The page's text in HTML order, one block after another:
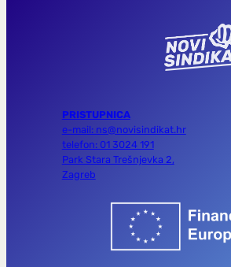
PRISTUPNICA
e-mail: ns@novisindikat.hr
telefon: 01 3024 191
Park Stara Trešnjevka 2,
Zagreb